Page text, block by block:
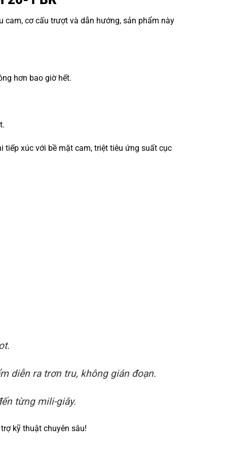
cơ cấu trượt và dẫn hướng, sản phẩm này
hơn bao giờ hết.
xúc với bề mặt cam, triệt tiêu ứng suất cục
diễn ra trơn tru, không gián đoạn.
từng mili-giây.
kỹ thuật chuyên sâu!